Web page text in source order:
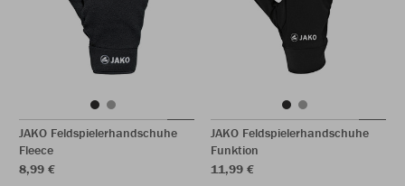
JAKO Feldspielerhandschuhe
Fleece
8,99 €
JAKO Feldspielerhandschuhe
Funktion
11,99 €